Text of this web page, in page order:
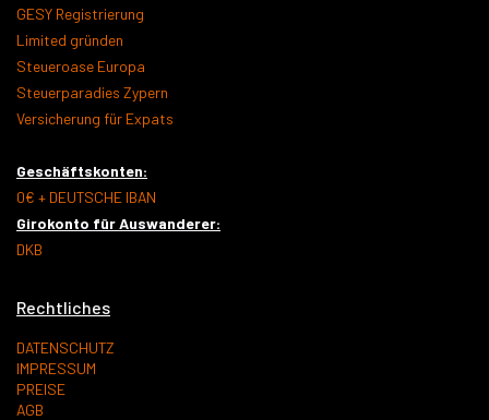
GESY Registrierung
Limited gründen
Steueroase Europa
Steuerparadies Zypern
Versicherung für Expats
Geschäftskonten:
0€ + DEUTSCHE IBAN
Girokonto für Auswanderer:
DKB
Rechtliches
DATENSCHUTZ
IMPRESSUM
PREISE
AGB